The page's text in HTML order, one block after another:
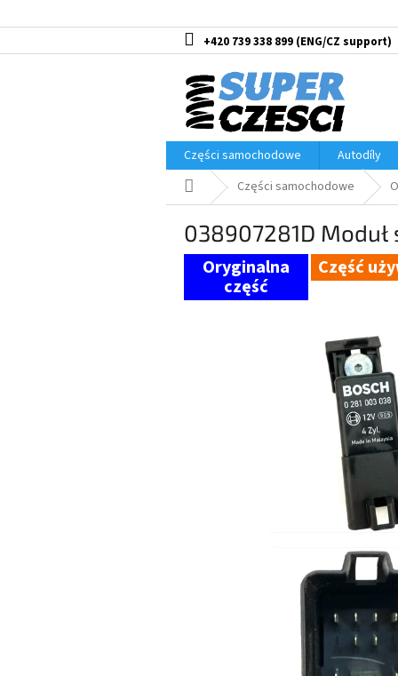
do
+420 739 338 899
Części samochodowe
Autodíly
Home Części samochodowe
038907281D
Część